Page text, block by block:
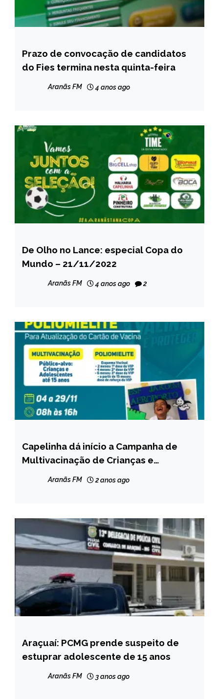
BRASIL
NOTÍCIAS
Prazo de convocação de candidatos
do Fies termina nesta quinta-feira
Aranãs FM 4 anos ago
ESPORTES
NOTÍCIAS
De Olho no Lance: especial Copa do
Mundo – 21/11/2022
Aranãs FM 4 anos ago 2
CAPELINHA
NOTÍCIAS
Capelinha dá início a Campanha de
Multivacinação de Crianças e
Aranãs FM 2 anos ago
CAPELINHA
MINAS
Araçuaí: PCMG prende suspeito de
estuprar adolescente de 15 anos
Aranãs FM 3 anos ago